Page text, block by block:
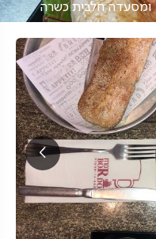
ומסעדה חלבית כשרה